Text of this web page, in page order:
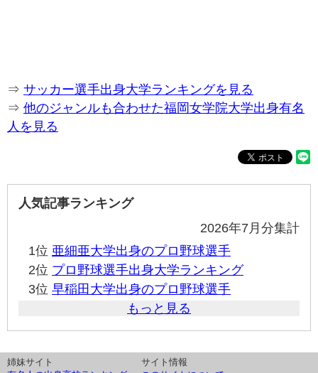
⇒ サッカー選手出身大学ランキングを見る
⇒ 他のジャンルも合わせた福岡女学院大学出身有名
人を見る
人気記事ランキング
2026年7月分集計
1位 亜細亜大学出身のプロ野球選手
2位 プロ野球選手出身大学ランキング
3位 早稲田大学出身のプロ野球選手
もっと見る
姉妹サイト
サイト情報